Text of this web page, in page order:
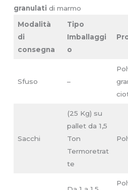
granulati di marmo
Modalità
di
consegna
Tipo
Imballaggi
o
Sfuso –
Sacchi
(25 Kg) su
pallet da 1,5
Ton
Termoretrat
te